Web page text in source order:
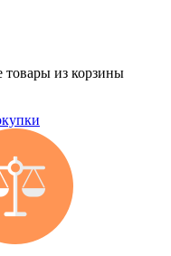
товары из корзины